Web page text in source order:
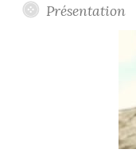
Présentation